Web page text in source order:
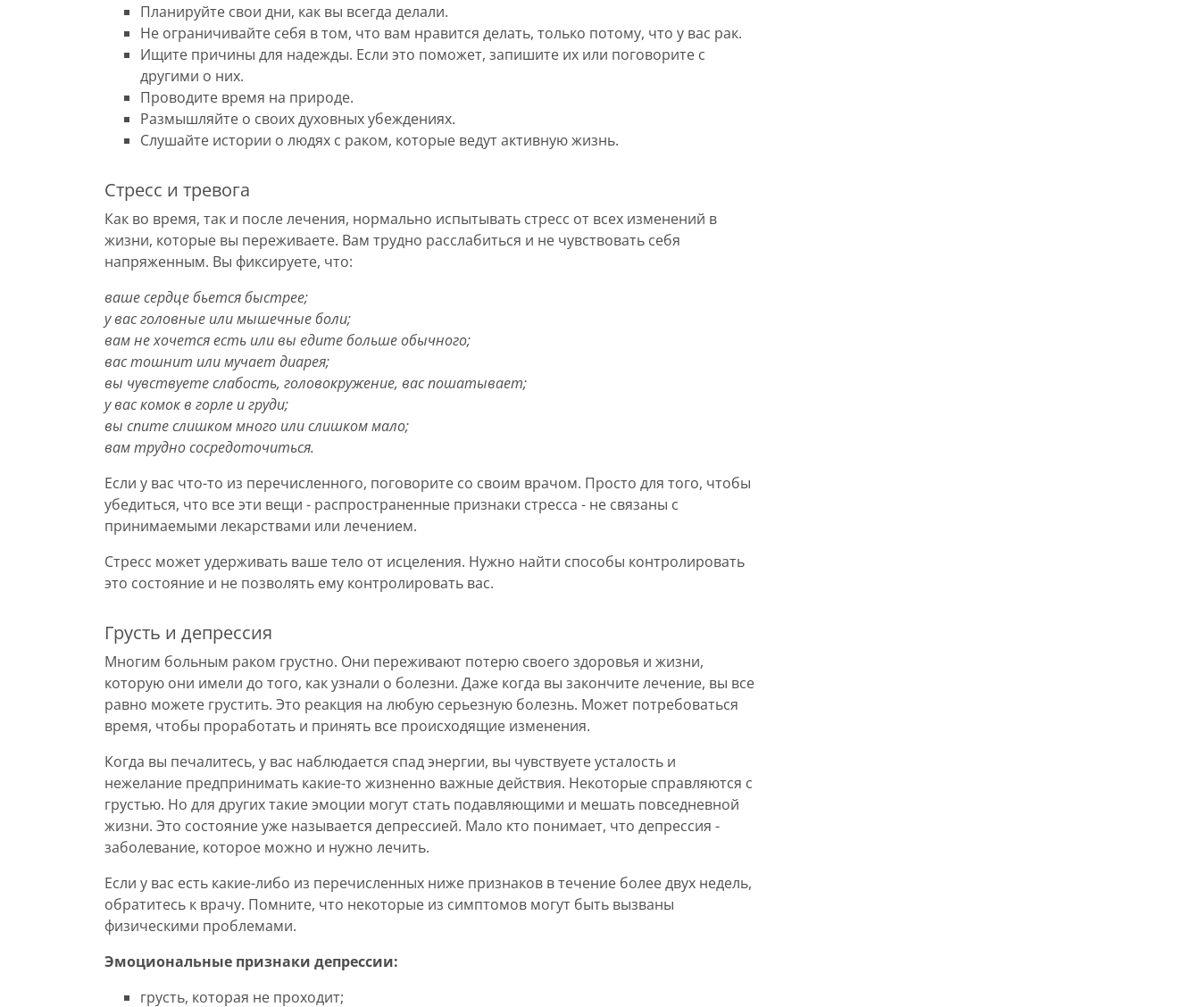
Планируйте свои дни, как вы всегда делали.
Не ограничивайте себя в том, что вам нравится делать, только потому, что у вас рак.
Ищите причины для надежды. Если это поможет, запишите их или поговорите с
другими о них.
Проводите время на природе.
Размышляйте о своих духовных убеждениях.
Слушайте истории о людях с раком, которые ведут активную жизнь.
Стресс и тревога
Как во время, так и после лечения, нормально испытывать стресс от всех изменений в
жизни, которые вы переживаете. Вам трудно расслабиться и не чувствовать себя
напряженным. Вы фиксируете, что:
ваше сердце бьется быстрее;
у вас головные или мышечные боли;
вам не хочется есть или вы едите больше обычного;
вас тошнит или мучает диарея;
вы чувствуете слабость, головокружение, вас пошатывает;
у вас комок в горле и груди;
вы спите слишком много или слишком мало;
вам трудно сосредоточиться.
Если у вас что-то из перечисленного, поговорите со своим врачом. Просто для того, чтобы
убедиться, что все эти вещи - распространенные признаки стресса - не связаны с
принимаемыми лекарствами или лечением.
Стресс может удерживать ваше тело от исцеления. Нужно найти способы контролировать
это состояние и не позволять ему контролировать вас.
Грусть и депрессия
Многим больным раком грустно. Они переживают потерю своего здоровья и жизни,
которую они имели до того, как узнали о болезни. Даже когда вы закончите лечение, вы все
равно можете грустить. Это реакция на любую серьезную болезнь. Может потребоваться
время, чтобы проработать и принять все происходящие изменения.
Когда вы печалитесь, у вас наблюдается спад энергии, вы чувствуете усталость и
нежелание предпринимать какие-то жизненно важные действия. Некоторые справляются с
грустью. Но для других такие эмоции могут стать подавляющими и мешать повседневной
жизни. Это состояние уже называется депрессией. Мало кто понимает, что депрессия -
заболевание, которое можно и нужно лечить.
Если у вас есть какие-либо из перечисленных ниже признаков в течение более двух недель,
обратитесь к врачу. Помните, что некоторые из симптомов могут быть вызваны
физическими проблемами.
Эмоциональные признаки депрессии:
грусть, которая не проходит;